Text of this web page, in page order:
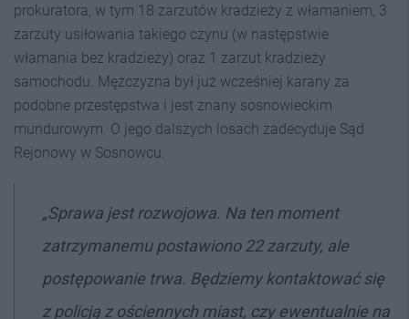
prokuratora, w tym 18 zarzutów kradzieży z włamaniem, 3
zarzuty usiłowania takiego czynu (w następstwie
włamania bez kradzieży) oraz 1 zarzut kradzieży
samochodu. Mężczyzna był już wcześniej karany za
podobne przestępstwa i jest znany sosnowieckim
mundurowym. O jego dalszych losach zadecyduje Sąd
Rejonowy w Sosnowcu.
„Sprawa jest rozwojowa. Na ten moment
zatrzymanemu postawiono 22 zarzuty, ale
postępowanie trwa. Będziemy kontaktować się
z policją z ościennych miast, czy ewentualnie na